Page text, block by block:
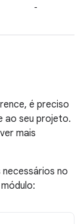
-
é preciso
ao seu projeto.
mais
no